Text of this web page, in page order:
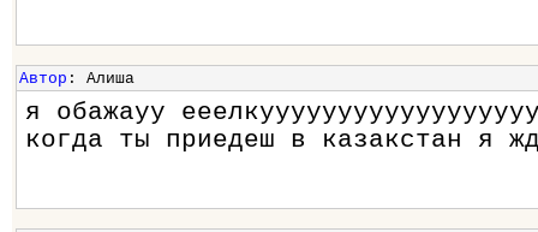
Автор : Алиша
я обажауу
когда ты приедеш в казакстан я